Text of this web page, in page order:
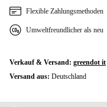
960 GB
1024 GB
1128 GB
Flexible Zahlungsmethoden
Umweltfreundlicher als neu
Verkauf & Versand: greendot it
Versand aus: Deutschland